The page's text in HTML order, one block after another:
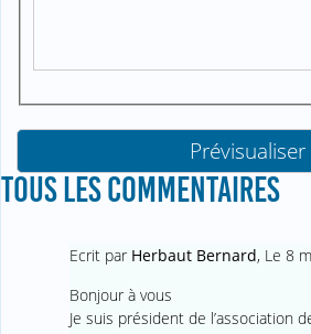
TOUS LES COMMENTAIRES
Ecrit par Herbaut Bernard, Le 8
Bonjour à vous
Je suis président de l’association